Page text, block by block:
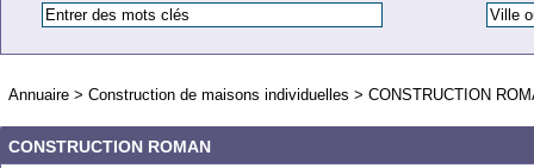
Annuaire > Construction de maisons individuelles > CONSTRUCTION
CONSTRUCTION ROMAN